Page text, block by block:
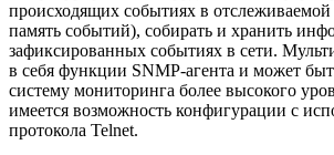
происходящих событиях в отслеживаемой
память событий), собирать и хранить
зафиксированных событиях в сети.
в себя функции SNMP-агента и может
систему мониторинга более высокого
имеется возможность конфигурации с
протокола Telnet.